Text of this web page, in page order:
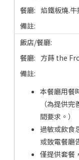
焰鐵板燒.牛
方蒔 the
本餐廳用餐
（為提供
間要求。）
過敏或飲食
或致電餐廳
僅提供套餐